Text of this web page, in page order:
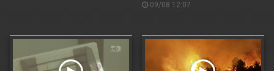
09/08 12:07